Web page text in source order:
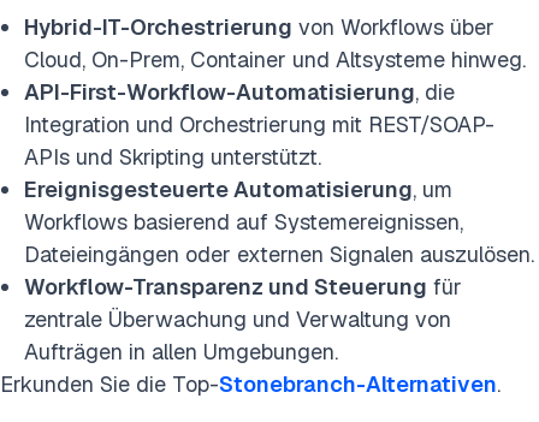
Hybrid-IT-Orchestrierung von Workflows über
Cloud, On-Prem, Container und Altsysteme hinweg.
API-First-Workflow-Automatisierung, die
Integration und Orchestrierung mit REST/SOAP-
APIs und Skripting unterstützt.
Ereignisgesteuerte Automatisierung, um
Workflows basierend auf Systemereignissen,
Dateieingängen oder externen Signalen auszulösen.
Workflow-Transparenz und Steuerung für
zentrale Überwachung und Verwaltung von
Aufträgen in allen Umgebungen.
Erkunden Sie die Top-Stonebranch-Alternativen.